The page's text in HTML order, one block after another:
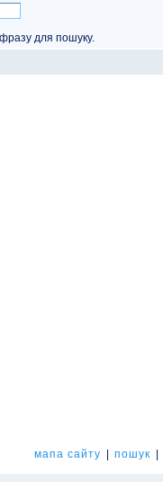
для пошуку.
мапа сайту пошук